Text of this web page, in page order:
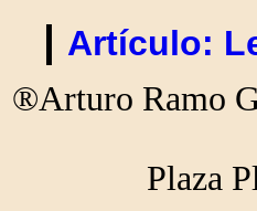
| Artículo:
®Arturo Ramo
Plaza